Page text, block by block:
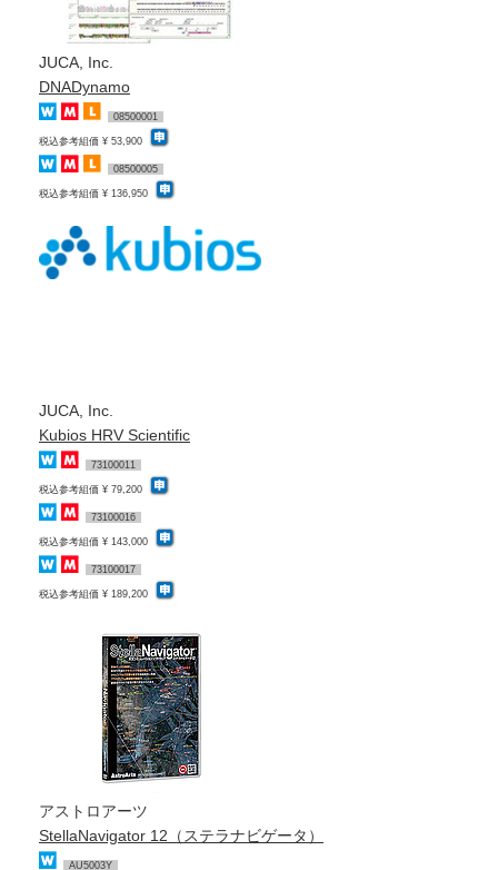
JUCA, Inc.
DNADynamo
08500001
税込参考組価 ¥ 53,900
08500005
税込参考組価 ¥ 136,950
JUCA, Inc.
Kubios HRV Scientific
73100011
税込参考組価 ¥ 79,200
73100016
税込参考組価 ¥ 143,000
73100017
税込参考組価 ¥ 189,200
アストロアーツ
StellaNavigator 12（ステラナビゲータ）
AU5003Y